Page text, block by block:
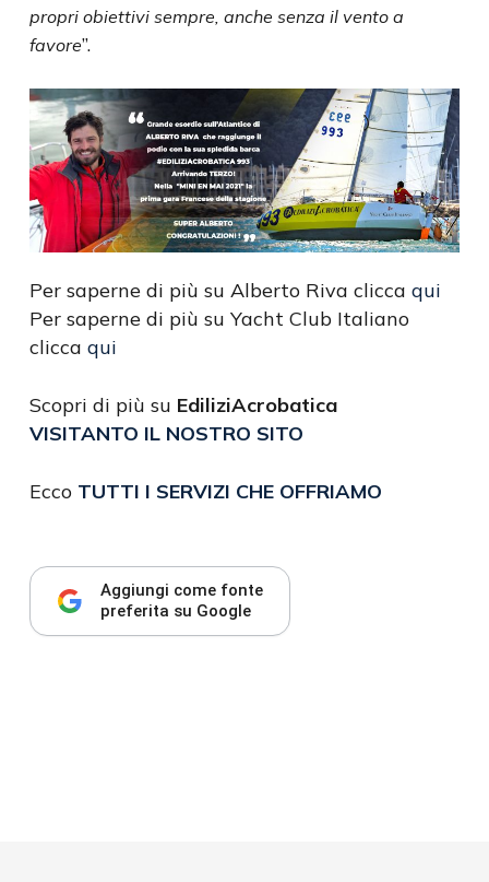
propri obiettivi sempre, anche senza il vento a
favore”.
Per saperne di più su Alberto Riva clicca qui
Per saperne di più su Yacht Club Italiano
clicca qui
Scopri di più su EdiliziAcrobatica
VISITANTO IL NOSTRO SITO
Ecco TUTTI I SERVIZI CHE OFFRIAMO
Aggiungi come fonte
preferita su Google